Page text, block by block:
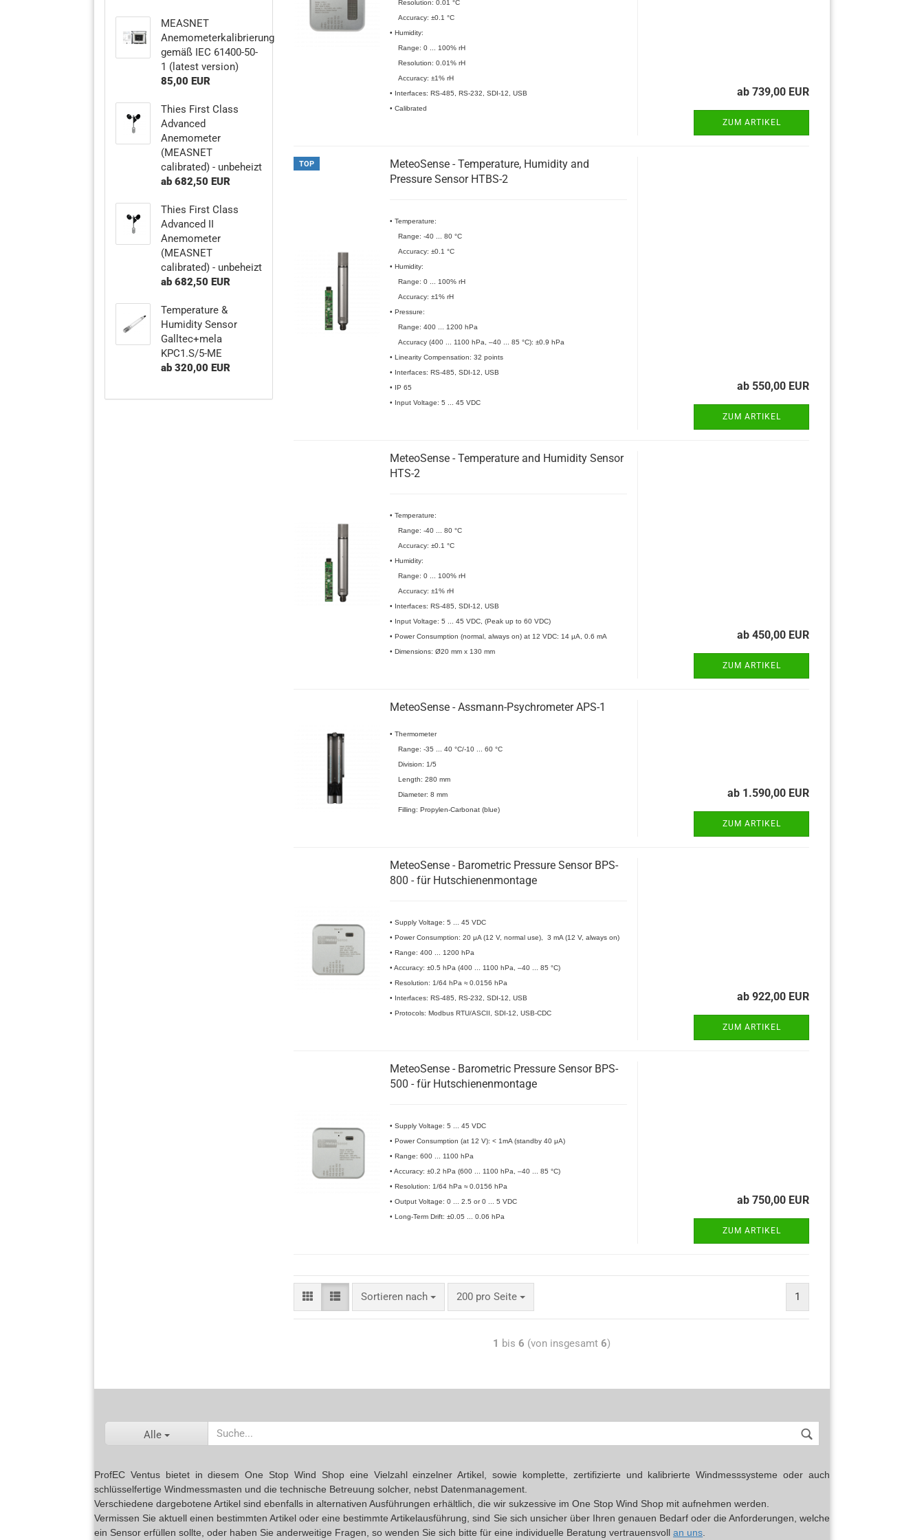
Resolution: 0.01 °C
Accuracy: ±0.1 °C
• Humidity:
Range: 0 ... 100% rH
Resolution: 0.01% rH
Accuracy: ±1% rH
• Interfaces: RS-485, RS-232, SDI-12, USB
• Calibrated
ab 739,00 EUR
ZUM ARTIKEL
TOP
MeteoSense - Temperature, Humidity and
Pressure Sensor HTBS-2
• Temperature:
Range: -40 ... 80 °C
Accuracy: ±0.1 °C
• Humidity:
Range: 0 ... 100% rH
Accuracy: ±1% rH
• Pressure:
Range: 400 ... 1200 hPa
Accuracy (400 ... 1100 hPa, –40 ... 85 °C): ±0.9 hPa
• Linearity Compensation: 32 points
• Interfaces: RS-485, SDI-12, USB
• IP 65
• Input Voltage: 5 ... 45 VDC
ab 550,00 EUR
ZUM ARTIKEL
MeteoSense - Temperature and Humidity Sensor
HTS-2
• Temperature:
Range: -40 ... 80 °C
Accuracy: ±0.1 °C
• Humidity:
Range: 0 ... 100% rH
Accuracy: ±1% rH
• Interfaces: RS-485, SDI-12, USB
• Input Voltage: 5 ... 45 VDC, (Peak up to 60 VDC)
• Power Consumption (normal, always on) at 12 VDC: 14 µA, 0.6 mA
• Dimensions: Ø20 mm x 130 mm
ab 450,00 EUR
ZUM ARTIKEL
MeteoSense - Assmann-Psychrometer APS-1
• Thermometer
Range: -35 ... 40 °C/-10 ... 60 °C
Division: 1/5
Length: 280 mm
Diameter: 8 mm
Filling: Propylen-Carbonat (blue)
ab 1.590,00 EUR
ZUM ARTIKEL
MeteoSense - Barometric Pressure Sensor BPS-
800 - für Hutschienenmontage
• Supply Voltage: 5 ... 45 VDC
• Power Consumption: 20 μA (12 V, normal use), 3 mA (12 V, always on)
• Range: 400 ... 1200 hPa
• Accuracy: ±0.5 hPa (400 ... 1100 hPa, –40 ... 85 °C)
• Resolution: 1/64 hPa ≈ 0.0156 hPa
• Interfaces: RS-485, RS-232, SDI-12, USB
• Protocols: Modbus RTU/ASCII, SDI-12, USB-CDC
ab 922,00 EUR
ZUM ARTIKEL
MeteoSense - Barometric Pressure Sensor BPS-
500 - für Hutschienenmontage
• Supply Voltage: 5 ... 45 VDC
• Power Consumption (at 12 V): < 1mA (standby 40 μA)
• Range: 600 ... 1100 hPa
• Accuracy: ±0.2 hPa (600 ... 1100 hPa, –40 ... 85 °C)
• Resolution: 1/64 hPa ≈ 0.0156 hPa
• Output Voltage: 0 ... 2.5 or 0 ... 5 VDC
• Long-Term Drift: ±0.05 ... 0.06 hPa
ab 750,00 EUR
ZUM ARTIKEL
Sortieren nach 200 pro Seite 1
1 bis 6 (von insgesamt 6)
MEASNET
Anemometerkalibrierung
gemäß IEC 61400-50-
1 (latest version)
85,00 EUR
Thies First Class
Advanced
Anemometer
(MEASNET
calibrated) - unbeheizt
ab 682,50 EUR
Thies First Class
Advanced II
Anemometer
(MEASNET
calibrated) - unbeheizt
ab 682,50 EUR
Temperature &
Humidity Sensor
Galltec+mela
KPC1.S/5-ME
ab 320,00 EUR
Alle
ProfEC Ventus bietet in diesem One Stop Wind Shop eine Vielzahl einzelner Artikel, sowie komplette, zertifizierte und kalibrierte Windmesssysteme oder auch
schlüsselfertige Windmessmasten und die technische Betreuung solcher, nebst Datenmanagement.
Verschiedene dargebotene Artikel sind ebenfalls in alternativen Ausführungen erhältlich, die wir sukzessive im One Stop Wind Shop mit aufnehmen werden.
Vermissen Sie aktuell einen bestimmten Artikel oder eine bestimmte Artikelausführung, sind Sie sich unsicher über Ihren genauen Bedarf oder die Anforderungen, welche
ein Sensor erfüllen sollte, oder haben Sie anderweitige Fragen, so wenden Sie sich bitte für eine individuelle Beratung vertrauensvoll an uns.